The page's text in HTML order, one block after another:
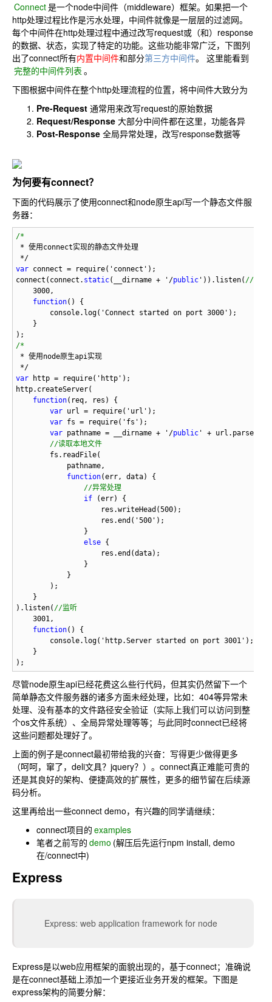
Connect是一个node中间件（middleware）框架。如果把一个
http处理过程比作是污水处理，中间件就像是一层层的过滤网。
每个中间件在http处理过程中通过改写request或（和）response
的数据、状态，实现了特定的功能。这些功能非常广泛，下图列
出了connect所有内置中间件和部分第三方中间件。 这里能看到
完整的中间件列表 。
下图根据中间件在整个http处理流程的位置，将中间件大致分为
Pre-Request 通常用来改写request的原始数据
Request/Response 大部分中间件都在这里，功能各异
Post-Response 全局异常处理，改写response数据等
为何要有connect？
下面的代码展示了使用connect和node原生api写一个静态文件服
务器：
var
connect(connect. static(__dirname + '/public ')).listen( //监听
function
var
function
var
var
var pathname = __dirname + '/public
//读取本地文件
function
//异常处理
if
else
).listen( //监听
function
);
尽管node原生api已经花费这么些行代码，但其实仍然留下一个
简单静态文件服务器的诸多方面未经处理，比如：404等异常未
处理、没有基本的文件路径安全验证（实际上我们可以访问到整
个os文件系统）、全局异常处理等等；与此同时connect已经将
这些问题都处理好了。
上面的例子是connect最初带给我的兴奋：写得更少做得更多
（呵呵，窜了，deli文具？jquery？）。connect真正难能可贵的
还是其良好的架构、便捷高效的扩展性，更多的细节留在后续源
码分析。
这里再给出一些connect demo，有兴趣的同学请继续：
connect项目的 examples
笔者之前写的 demo (解压后先运行npm install, demo
在/connect中)
Express
Express: web application framework for node
Express是以web应用框架的面貌出现的，基于connect；准确说
是在connect基础上添加一个更接近业务开发的框架。下图是
express架构的简要分解：